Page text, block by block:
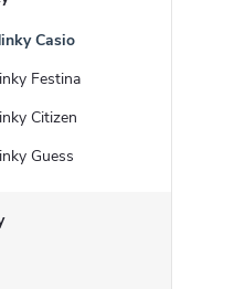
Casio
Festina
Citizen
Guess